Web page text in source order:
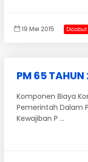
19 Mei 2015 Dicabut
PM 65 TAHUN
Komponen Biaya
Pemerintah Dalam
Kewajiban P ...